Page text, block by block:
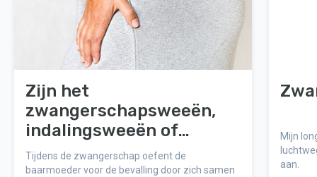
Zijn het
zwangerschapsweeën,
indalingsweeën of
bevallingsweeën?
Tijdens de zwangerschap oefent de
baarmoeder voor de bevalling door zich samen
Mijn
aan.